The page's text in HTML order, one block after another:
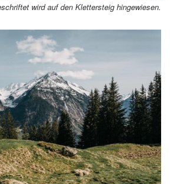
wird auf den Klettersteig hingewiesen.